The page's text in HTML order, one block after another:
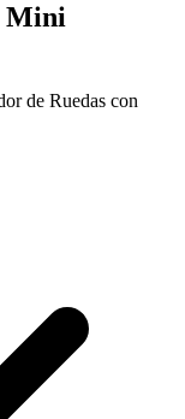
Mini
de Ruedas con